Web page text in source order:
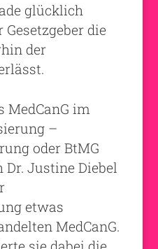
glücklich
die
der
MedCanG im
–
oder BtMG
Justine Diebel
etwas
MedCanG.